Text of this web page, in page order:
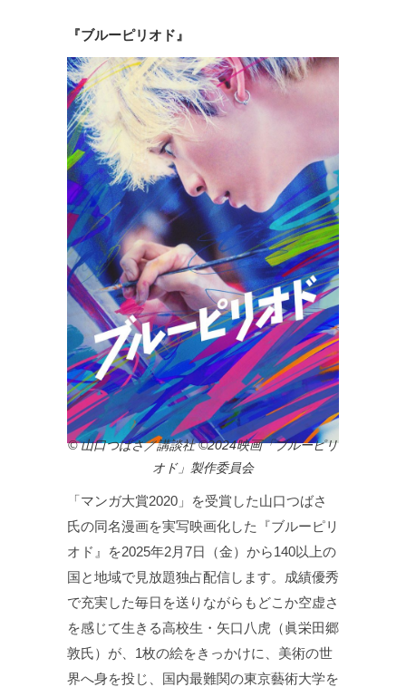
『ブルーピリオド』
© 山口つばさ／講談社 ©2024映画「ブルーピリ
オド」製作委員会
「マンガ大賞2020」を受賞した山口つばさ
氏の同名漫画を実写映画化した『ブルーピリ
オド』を2025年2月7日（金）から140以上の
国と地域で見放題独占配信します。成績優秀
で充実した毎日を送りながらもどこか空虚さ
を感じて生きる高校生・矢口八虎（眞栄田郷
敦氏）が、1枚の絵をきっかけに、美術の世
界へ身を投じ、国内最難関の東京藝術大学を